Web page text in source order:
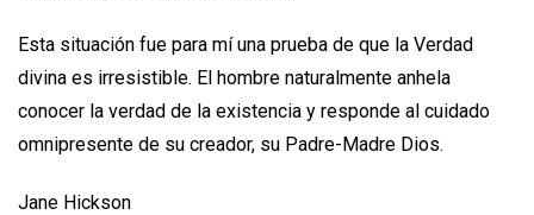
Esta situación fue para mí una prueba de que la Verdad
divina es irresistible. El hombre naturalmente anhela
conocer la verdad de la existencia y responde al cuidado
omnipresente de su creador, su Padre-Madre Dios.
Jane Hickson